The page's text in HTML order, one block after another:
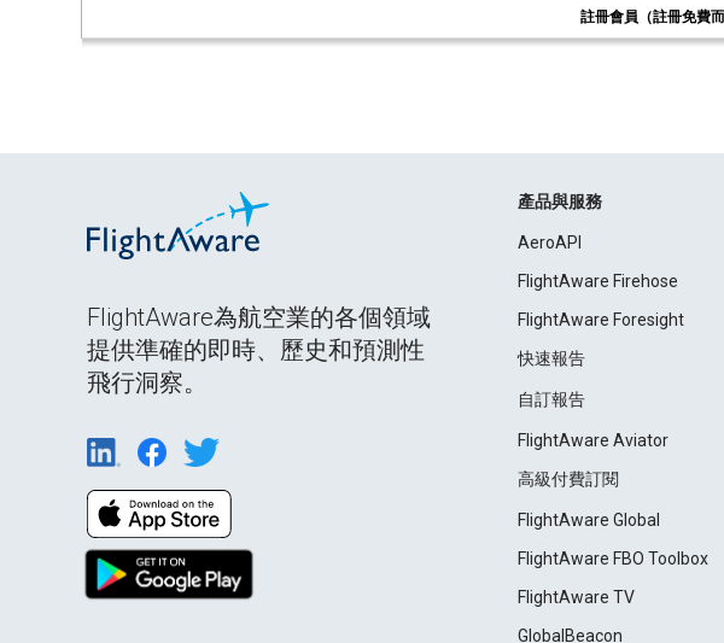
註冊會員（註冊免費
FlightAware為航空業的各個領域
提供準確的即時、歷史和預測性
飛行洞察。
產品與服務
AeroAPI
FlightAware Firehose
FlightAware Foresight
快速報告
自訂報告
FlightAware Aviator
高級付費訂閱
FlightAware Global
FlightAware FBO Toolbox
FlightAware TV
GlobalBeacon